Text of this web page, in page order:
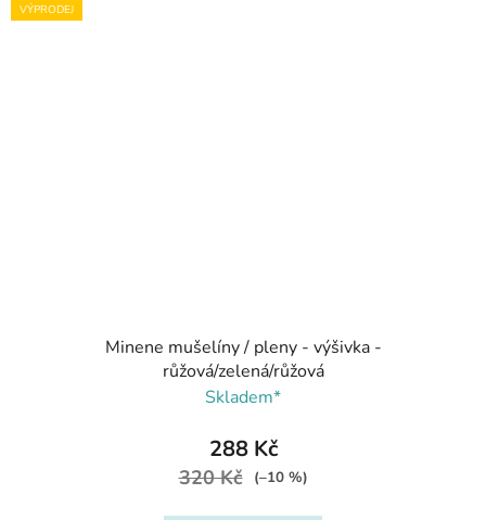
VÝPRODEJ
Minene mušelíny / pleny - výšivka -
růžová/zelená/růžová
Skladem*
288 Kč
320 Kč (–10 %)